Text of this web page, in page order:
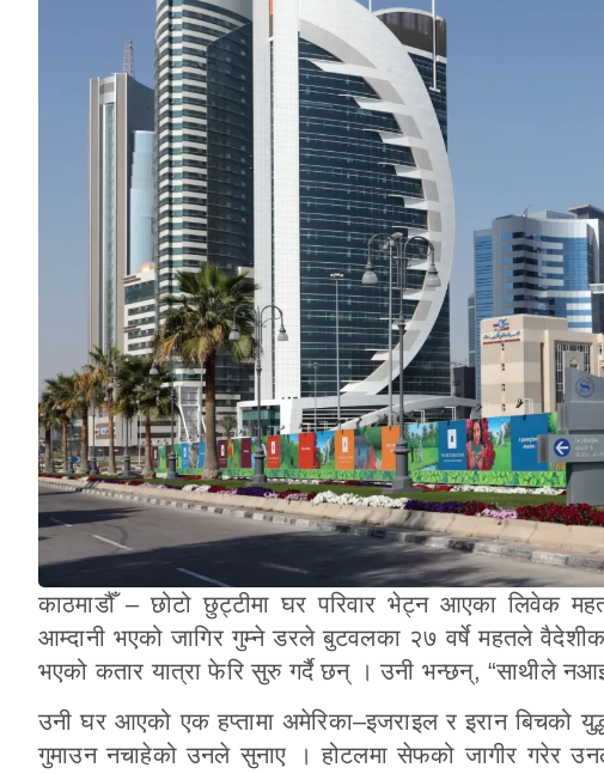
काठमाडौँ – छोटो छुट्टीमा घर परिवार भेट्न आएका लिवेक
आम्दानी भएको जागिर गुम्ने डरले बुटवलका २७ वर्षे महतले
भएको कतार यात्रा फेरि सुरु गर्दै छन् । उनी भन्छन्, “साथीले
उनी घर आएको एक हप्तामा अमेरिका–इजराइल र इरान बिचको
गुमाउन नचाहेको उनले सुनाए । होटलमा सेफको जागीर गरेर